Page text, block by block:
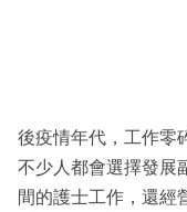
區
後疫情年代，工作零
不少人都會選擇發展
間的護士工作，還經